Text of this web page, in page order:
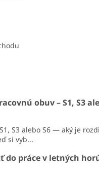
obuv – S1, S3
S3 alebo S6 — aký je
si vyb...
do práce v letných